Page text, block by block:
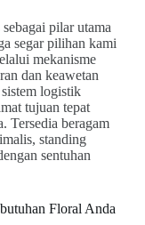
pilar utama
segar pilihan kami
mekanisme
dan keawetan
logistik
tujuan tepat
Tersedia beragam
standing
sentuhan
Floral Anda